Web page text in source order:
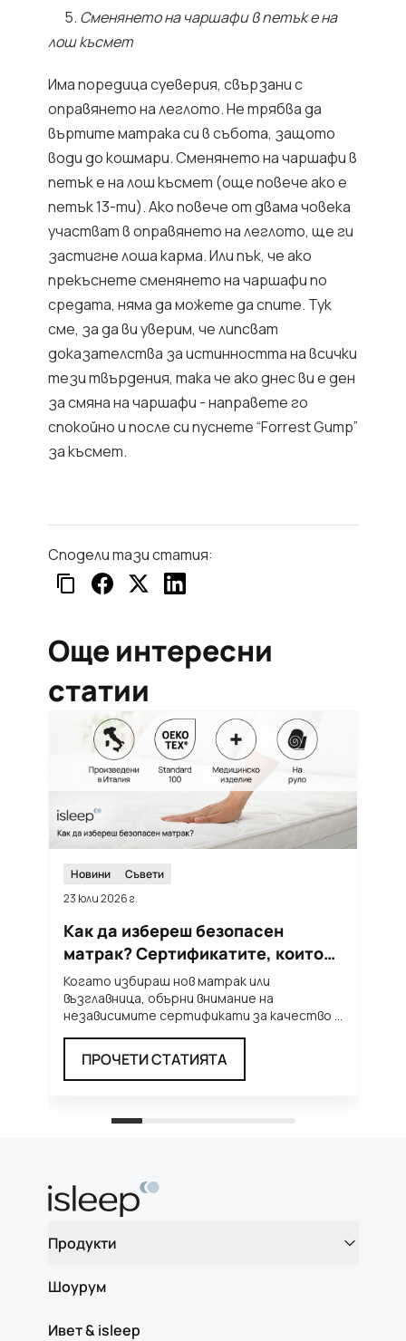
5. Сменянето на чаршафи в петък е на
лош късмет
Има поредица суеверия, свързани с
оправянето на леглото. Не трябва да
въртите матрака си в събота, защото
води до кошмари. Сменянето на чаршафи в
петък е на лош късмет (още повече ако е
петък 13-ти). Ако повече от двама човека
участват в оправянето на леглото, ще ги
застигне лоша карма. Или пък, че ако
прекъснете сменянето на чаршафи по
средата, няма да можете да спите. Тук
сме, за да ви уверим, че липсват
доказателства за истинността на всички
тези твърдения, така че ако днес ви е ден
за смяна на чаршафи - направете го
спокойно и после си пуснете “Forrest Gump”
за късмет.
Сподели тази статия:
Още интересни
статии
Новини
Съвети
23 юли 2026 г.
Как да избереш безопасен
матрак? Сертификатите, които
трябва да познаваш
Когато избираш нов матрак или
възглавница, обърни внимание на
независимите сертификати за качество и
ПРОЧЕТИ СТАТИЯТА
Продукти
Шоурум
Ивет & isleep